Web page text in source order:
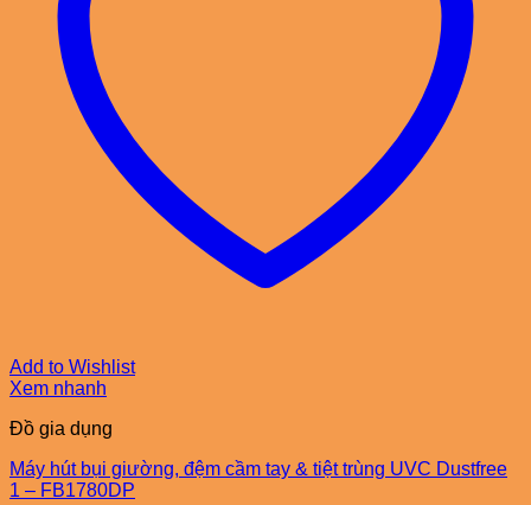
Add to Wishlist
Xem nhanh
Đồ gia dụng
Máy hút bụi giường, đệm cầm tay & tiệt trùng UVC Dustfree
1 – FB1780DP